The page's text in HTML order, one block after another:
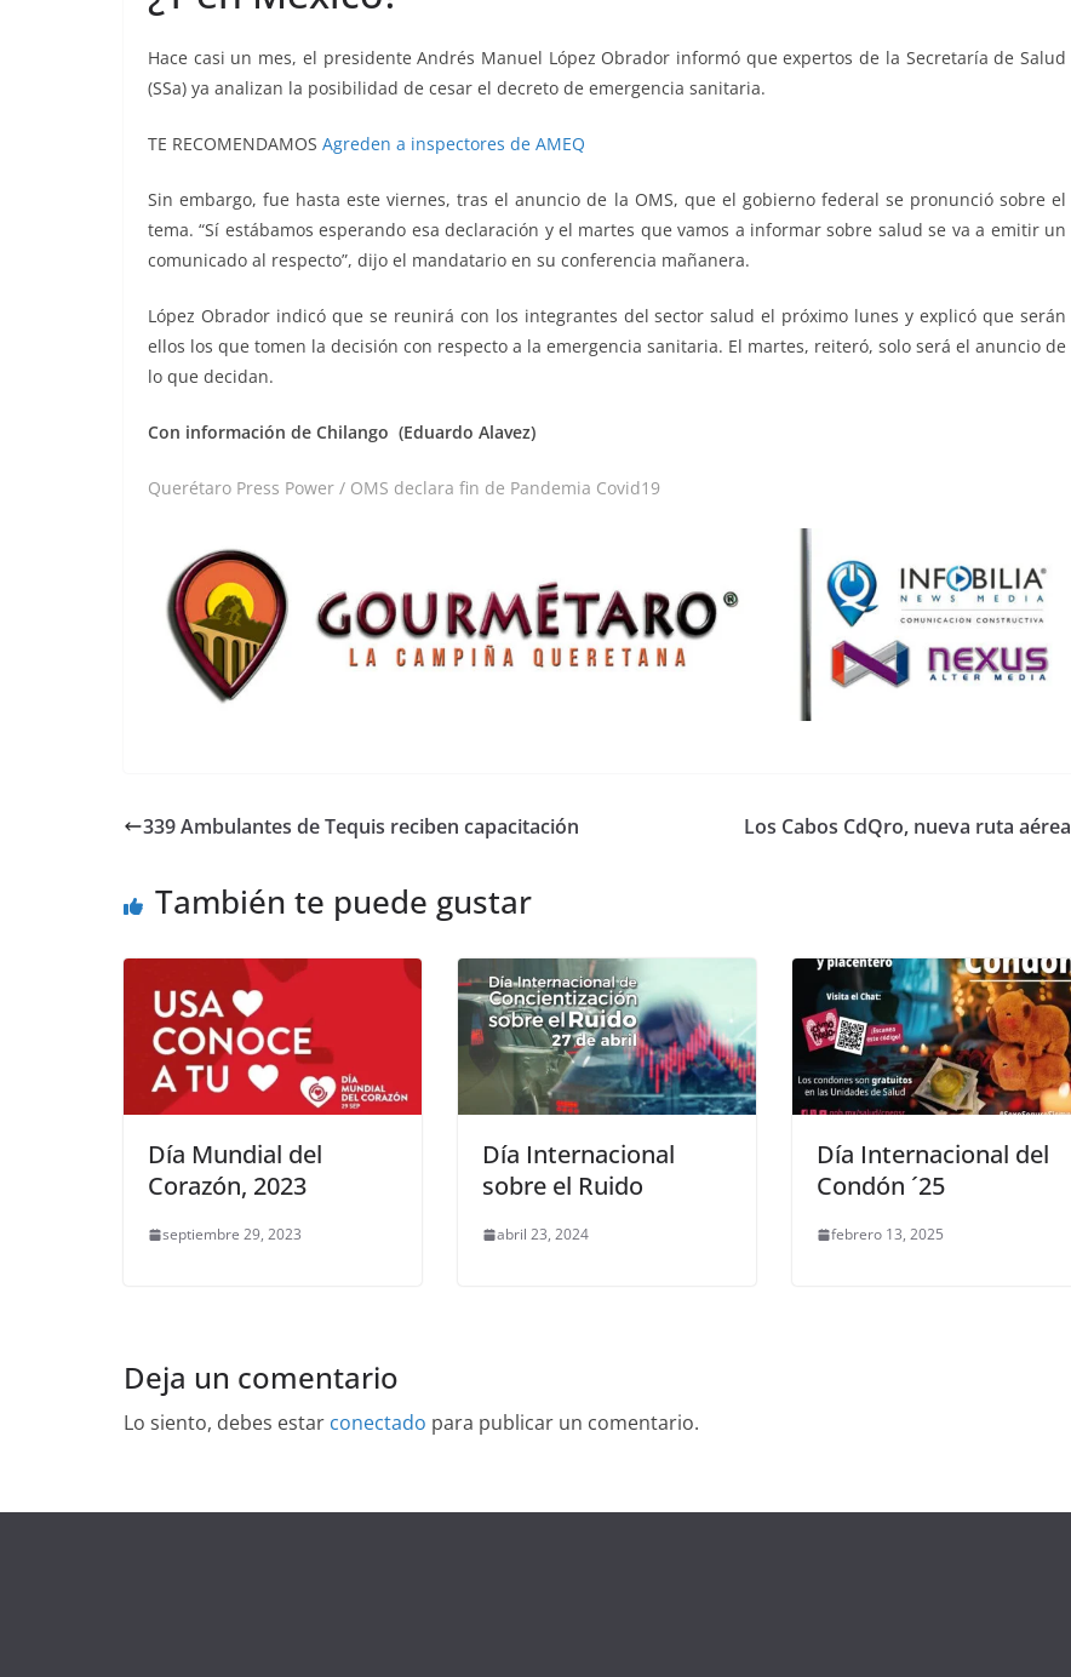
Hace casi un mes, el presidente Andrés Manuel López Obrador informó que expertos de la Secretaría de Salud
(SSa) ya analizan la posibilidad de cesar el decreto de emergencia sanitaria.
TE RECOMENDAMOS Agreden a inspectores de AMEQ
Sin embargo, fue hasta este viernes, tras el anuncio de la OMS, que el gobierno federal se pronunció sobre el
tema. “Sí estábamos esperando esa declaración y el martes que vamos a informar sobre salud se va a emitir un
comunicado al respecto”, dijo el mandatario en su conferencia mañanera.
López Obrador indicó que se reunirá con los integrantes del sector salud el próximo lunes y explicó que serán
ellos los que tomen la decisión con respecto a la emergencia sanitaria. El martes, reiteró, solo será el anuncio de
lo que decidan.
Con información de Chilango (Eduardo Alavez)
Querétaro Press Power / OMS declara fin de Pandemia Covid19
339 Ambulantes de Tequis reciben capacitación Los Cabos CdQro, nueva ruta aérea
También te puede gustar
Día Mundial del
Corazón, 2023
septiembre 29, 2023
Día Internacional
sobre el Ruido
abril 23, 2024
Día Internacional del
Condón ´25
febrero 13, 2025
Deja un comentario
Lo siento, debes estar conectado para publicar un comentario.